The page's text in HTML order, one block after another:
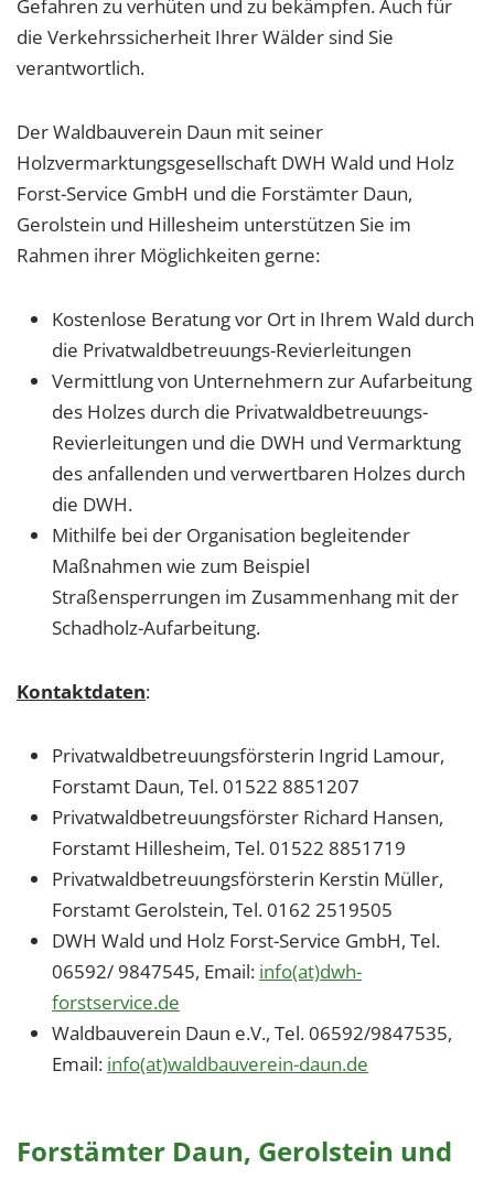
Gefahren zu verhüten und zu bekämpfen. Auch für
die Verkehrssicherheit Ihrer Wälder sind Sie
verantwortlich.
Der Waldbauverein Daun mit seiner
Holzvermarktungsgesellschaft DWH Wald und Holz
Forst-Service GmbH und die Forstämter Daun,
Gerolstein und Hillesheim unterstützen Sie im
Rahmen ihrer Möglichkeiten gerne:
Kostenlose Beratung vor Ort in Ihrem Wald durch
die Privatwaldbetreuungs-Revierleitungen
Vermittlung von Unternehmern zur Aufarbeitung
des Holzes durch die Privatwaldbetreuungs-
Revierleitungen und die DWH und Vermarktung
des anfallenden und verwertbaren Holzes durch
die DWH.
Mithilfe bei der Organisation begleitender
Maßnahmen wie zum Beispiel
Straßensperrungen im Zusammenhang mit der
Schadholz-Aufarbeitung.
Kontaktdaten:
Privatwaldbetreuungsförsterin Ingrid Lamour,
Forstamt Daun, Tel. 01522 8851207
Privatwaldbetreuungsförster Richard Hansen,
Forstamt Hillesheim, Tel. 01522 8851719
Privatwaldbetreuungsförsterin Kerstin Müller,
Forstamt Gerolstein, Tel. 0162 2519505
DWH Wald und Holz Forst-Service GmbH, Tel.
06592/ 9847545, Email: info(at)dwh-
forstservice.de
Waldbauverein Daun e.V., Tel. 06592/9847535,
Email: info(at)waldbauverein-daun.de
Forstämter Daun, Gerolstein und